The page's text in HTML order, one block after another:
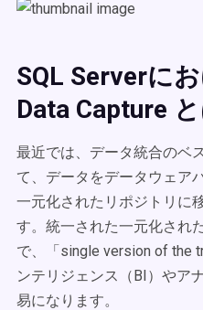
SQL Serverに
Data Capture
最近では、データ統合のベ
て、データをデータウェア
一元化されたリポジトリに
す。統一された一元化され
で、「single version of the
ンテリジェンス（BI）やア
易になります。